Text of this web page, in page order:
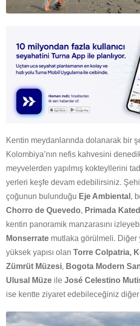
Kentin meydanlarında dolanarak bir
Kolombiya’nın nefis kahvesini
meyvelerden yapılmış kokteyllerini
yerleri keşfe devam edebilirsiniz.
çoğunun bulunduğu Eje Ambiental ,
Chorro de Quevedo, Primada
kentin panoramik manzarasını
Monserrate mutlaka görülmeli. Diğer
yüksek yapısı olan Torre Colpatria,
Zümrüt Müzesi, Bogota Modern
Ulusal Müze ile José Celestino
ise kentte ziyaret edebileceğiniz diğer